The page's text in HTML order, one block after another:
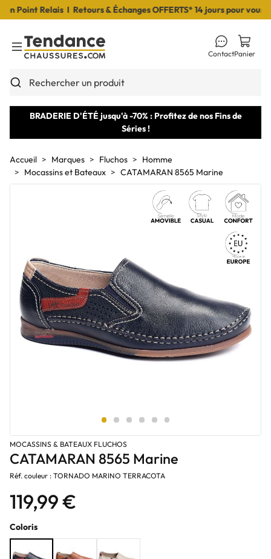
Point Relais I Retours & Échanges OFFERTS* 14 jours pour vous
Toggle Menu
Rechercher un produit
ContactPanier
BRADERIE D'ÉTÉ jusqu'à -70% : Profitez de nos Fins de
Séries !
Accueil Marques Fluchos
Homme
Mocassins et Bateaux
CATAMARAN 8565 Marine
MOCASSINS & BATEAUX FLUCHOS
CATAMARAN 8565 Marine
Réf. couleur : TORNADO MARINO TERRACOTA
119,99 €
Coloris